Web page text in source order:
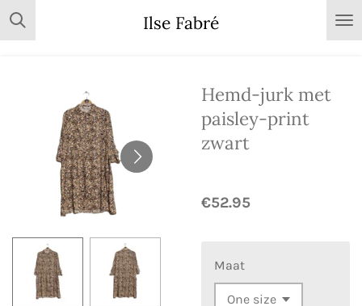
Skip
to
Ilse Fabré
Hemd-jurk met
paisley-print
zwart
€52.95
Maat